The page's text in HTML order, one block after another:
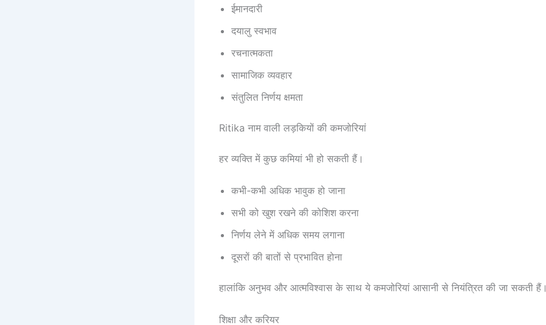
ईमानदारी
दयालु स्वभाव
रचनात्मकता
सामाजिक व्यवहार
संतुलित निर्णय क्षमता
Ritika नाम वाली लड़कियों की कमजोरियां
हर व्यक्ति में कुछ कमियां भी हो सकती हैं।
कभी-कभी अधिक भावुक हो जाना
सभी को खुश रखने की कोशिश करना
निर्णय लेने में अधिक समय लगाना
दूसरों की बातों से प्रभावित होना
हालांकि अनुभव और आत्मविश्वास के साथ ये कमजोरियां आसानी से नियंत्रित की जा सकती हैं।
शिक्षा और करियर